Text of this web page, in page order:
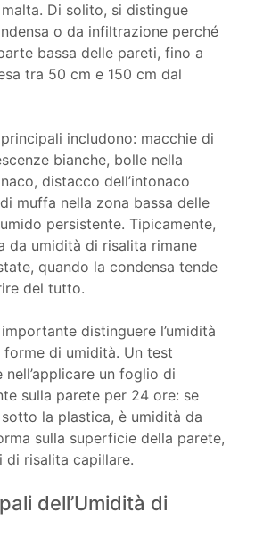
Di solito, si distingue
o da infiltrazione perché
bassa delle pareti, fino a
tra 50 cm e 150 cm dal
includono: macchie di
bianche, bolle nella
distacco dell’intonaco
muffa nella zona bassa delle
persistente. Tipicamente,
da umidità di risalita rimane
quando la condensa tende
del tutto.
distinguere l’umidità
di umidità. Un test
un foglio di
sulla parete per 24 ore: se
sotto la plastica, è umidità da
sulla superficie della parete,
risalita capillare.
dell’Umidità di